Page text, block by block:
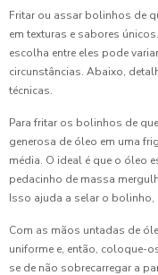
Fritar ou assar bolinhos de
em texturas e sabores
escolha entre eles pode
circunstâncias. Abaixo,
técnicas.
Para fritar os bolinhos de
generosa de óleo em uma
média. O ideal é que o óleo
pedacinho de massa
Isso ajuda a selar o bolinho,
Com as mãos untadas de
uniforme e, então, coloque-
se de não sobrecarregar a